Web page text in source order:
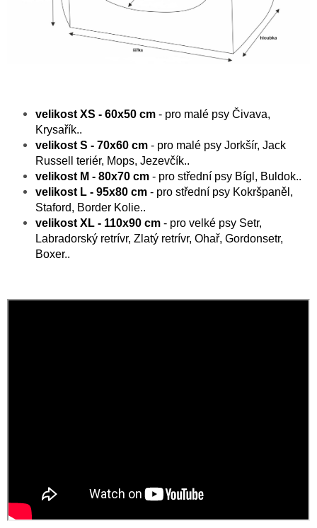
velikost XS - 60x50 cm - pro malé psy Čivava,
Krysařík..
velikost S - 70x60 cm - pro malé psy Jorkšír, Jack
Russell teriér, Mops, Jezevčík..
velikost M - 80x70 cm - pro střední psy Bígl, Buldok..
velikost L - 95x80 cm - pro střední psy Kokršpaněl,
Staford, Border Kolie..
velikost XL - 110x90 cm - pro velké psy Setr,
Labradorský retrívr, Zlatý retrívr, Ohař, Gordonsetr,
Boxer..